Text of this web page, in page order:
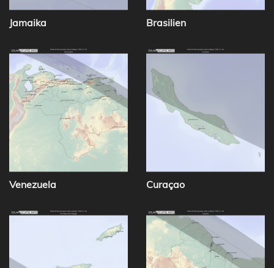
Jamaika Brasilien
Venezuela Curaçao